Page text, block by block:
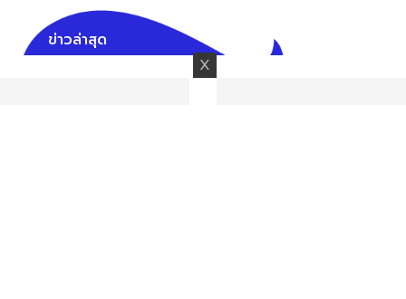
ข่าวล่าสุด